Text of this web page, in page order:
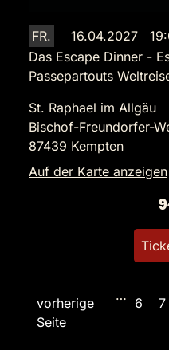
FR.
16.04.2027
Das Escape Dinner -
Passepartouts
St. Raphael im Allgäu
Bischof-Freundorfer-
87439 Kempten
Auf der Karte anzeigen
vorherige
Seite
… 6 7